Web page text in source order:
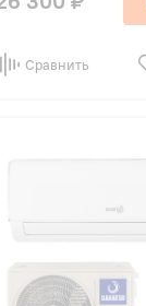
Сравнить